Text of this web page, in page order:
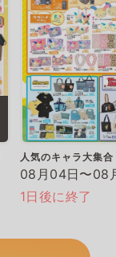
人気のキャラ大集
08月04日〜08
1日後に終了